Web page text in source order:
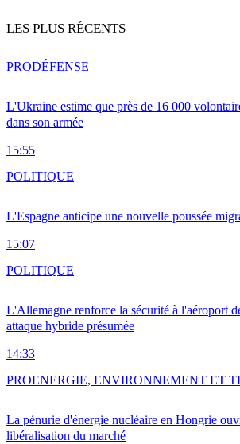
LES PLUS RÉCENTS
L'Ukraine estime que près de 16 000
dans son armée
15:55
PRODÉFENSE
L'Espagne anticipe une nouvelle poussée
15:07
POLITIQUE
L'Allemagne renforce la sécurité à l'aéroport
attaque hybride présumée
14:33
POLITIQUE
La pénurie d'énergie nucléaire en Hongrie
libéralisation du marché
PROENERGIE, ENVIRONNEMENT ET